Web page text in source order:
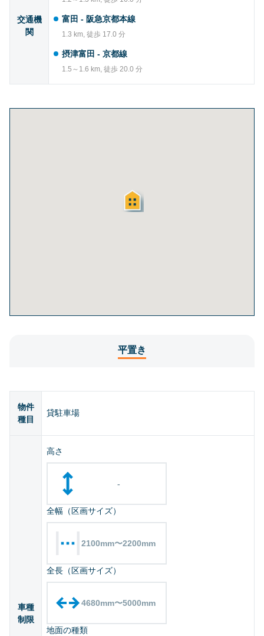
交通機
関
富田 - 阪急京都本線
1.3 km, 徒歩 17.0 分
摂津富田 - 京都線
1.5～1.6 km, 徒歩 20.0 分
平置き
物件
種目
貸駐車場
車種
制限
高さ
-
全幅（区画サイズ）
2100mm〜2200mm
全長（区画サイズ）
4680mm〜5000mm
地面の種類